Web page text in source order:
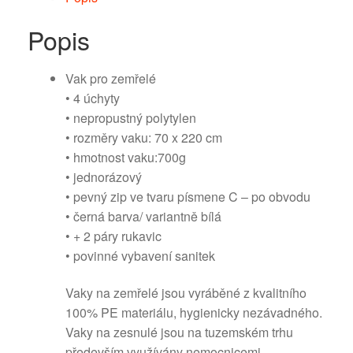
Popis
Vak pro zemřelé
• 4 úchyty
• nepropustný polytylen
• rozměry vaku: 70 x 220 cm
• hmotnost vaku:700g
• jednorázový
• pevný zip ve tvaru písmene C – po obvodu
• černá barva/ variantně bílá
• + 2 páry rukavic
• povinné vybavení sanitek
Vaky na zemřelé jsou vyráběné z kvalitního
100% PE materiálu, hygienicky nezávadného.
Vaky na zesnulé jsou na tuzemském trhu